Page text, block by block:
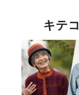
キテ